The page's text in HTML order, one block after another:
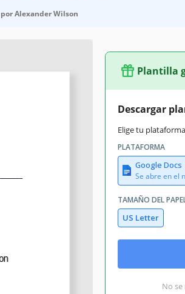
Alexander Wilson
11 descargas este mes
mismo momento,
Plantilla
Descargar
Elige tu
PLATAFORMA
Google Docs
Se abre en el
TAMAÑO DEL
US Letter
No